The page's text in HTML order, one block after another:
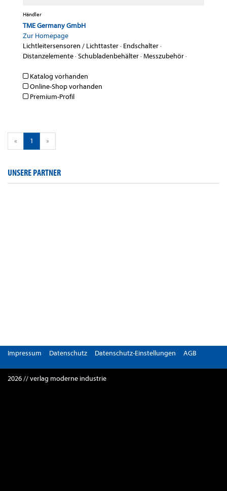
Händler
TME Germany GmbH
Zur Homepage
Lichtleitersensoren / Lichttaster· Endschalter·
Distanzelemente·Schubladenbehälter·Messzubehör·
Katalog vorhanden
Online-Shop vorhanden
Premium-Profil
« 1 »
UNSERE PARTNER
Impressum Datenschutz Datenschutz-Einstellungen AGB
2026 // verlag moderne industrie